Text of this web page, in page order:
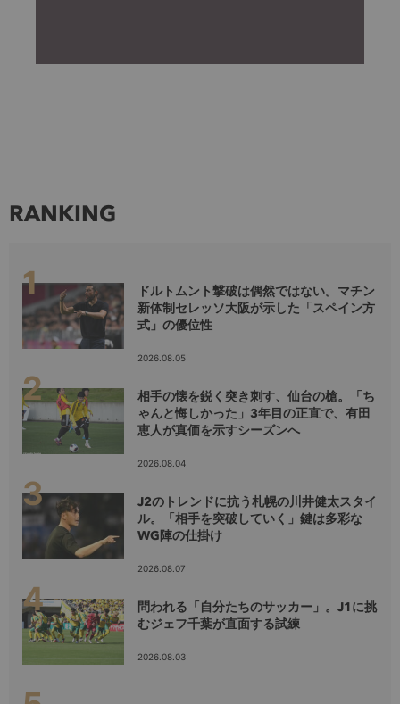
RANKING
ドルトムント撃破は偶然ではない。マチン
新体制セレッソ大阪が示した「スペイン方
式」の優位性
2026.08.05
相手の懐を鋭く突き刺す、仙台の槍。「ち
ゃんと悔しかった」3年目の正直で、有田
恵人が真価を示すシーズンへ
2026.08.04
J2のトレンドに抗う札幌の川井健太スタイ
ル。「相手を突破していく」鍵は多彩な
WG陣の仕掛け
2026.08.07
問われる「自分たちのサッカー」。J1に挑
むジェフ千葉が直面する試練
2026.08.03